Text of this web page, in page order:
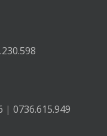
| 0736.615.949